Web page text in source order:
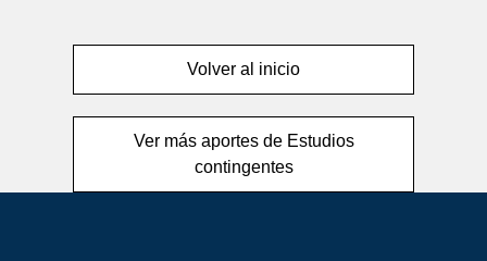
Volver al inicio
Ver más aportes de Estudios
contingentes